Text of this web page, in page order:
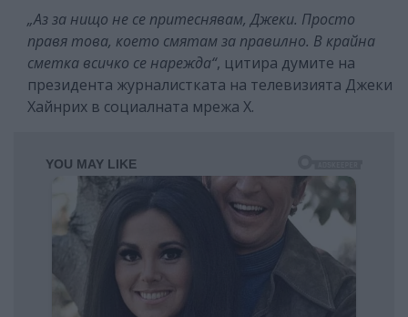
„Аз за нищо не се притеснявам, Джеки. Просто
правя това, което смятам за правилно. В крайна
сметка всичко се нарежда“, цитира думите на
президента журналистката на телевизията Джеки
Хайнрих в социалната мрежа X.